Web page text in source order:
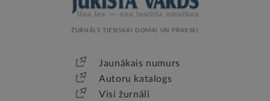
ŽURNĀLS TIESISKAI DOMAI UN PRAKSEI
Jaunākais numurs
Autoru katalogs
Visi žurnāli